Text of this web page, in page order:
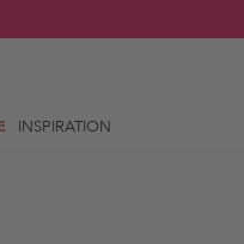
INSPIRATION